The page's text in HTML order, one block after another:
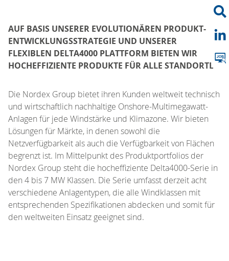
AUF BASIS UNSERER EVOLUTIONÄREN PRODUKT-
ENTWICKLUNGSSTRATEGIE UND UNSERER
FLEXIBLEN DELTA4000 PLATTFORM BIETEN WIR
HOCHEFFIZIENTE PRODUKTE FÜR ALLE STANDORTE
Die Nordex Group bietet ihren Kunden weltweit technisch
und wirtschaftlich nachhaltige Onshore-Multimegawatt-
Anlagen für jede Windstärke und Klimazone. Wir bieten
Lösungen für Märkte, in denen sowohl die
Netzverfügbarkeit als auch die Verfügbarkeit von Flächen
begrenzt ist. Im Mittelpunkt des Produktportfolios der
Nordex Group steht die hocheffiziente Delta4000-Serie in
den 4 bis 7 MW Klassen. Die Serie umfasst derzeit acht
verschiedene Anlagentypen, die alle Windklassen mit
entsprechenden Spezifikationen abdecken und somit für
den weltweiten Einsatz geeignet sind.